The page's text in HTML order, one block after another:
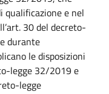
qualificazione e nel
30 del decreto-
durante
le disposizioni
legge 32/2019 e
legge